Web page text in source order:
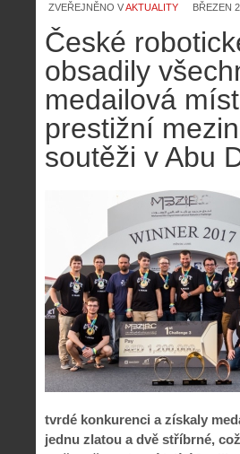
ZVEŘEJNĚNO VAKTUALITY BŘEZEN
České
obsadily
medailová
prestižní
soutěži v Abu
tvrdé konkurenci a získaly
jednu zlatou a dvě stříbrné,
P
ř
e
i
s
y
ů
.
s
V
e
w
-
p
o
m
c
n